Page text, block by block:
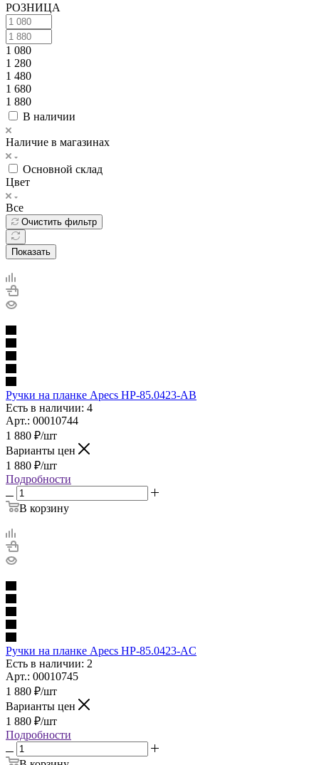
РОЗНИЦА
1 080
1 280
1 480
1 680
1 880
В наличии
Наличие в магазинах
Основной склад
Цвет
Все
Очистить фильтр
Показать
Ручки на планке Apecs HP-85.0423-AB
Есть в наличии: 4
Арт.: 00010744
1 880 ₽/шт
Варианты цен
1 880 ₽/шт
Подробности
В корзину
Ручки на планке Apecs HP-85.0423-AC
Есть в наличии: 2
Арт.: 00010745
1 880 ₽/шт
Варианты цен
1 880 ₽/шт
Подробности